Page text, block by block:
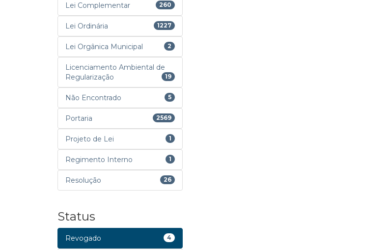
Lei Complementar 260
Lei Ordinária 1227
Lei Orgânica Municipal 2
Licenciamento Ambiental de
Regularização
19
Não Encontrado 5
Portaria 2569
Projeto de Lei 1
Regimento Interno 1
Resolução 26
Status
Revogado 4